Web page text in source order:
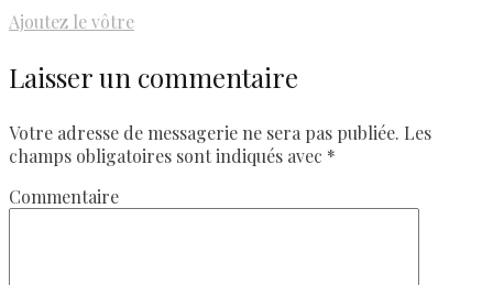
Ajoutez le vôtre
Laisser un commentaire
Votre adresse de messagerie ne sera pas publiée. Les
champs obligatoires sont indiqués avec *
Commentaire